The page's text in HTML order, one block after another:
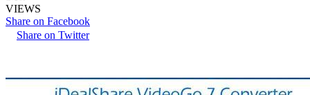
VIEWS
Share on Facebook
Share on Twitter